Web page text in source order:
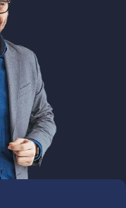
sollen?
nur auf
auch auf
Lehnen
alle wichtigen
der Vorauswahl
von
zum
–
der Suche